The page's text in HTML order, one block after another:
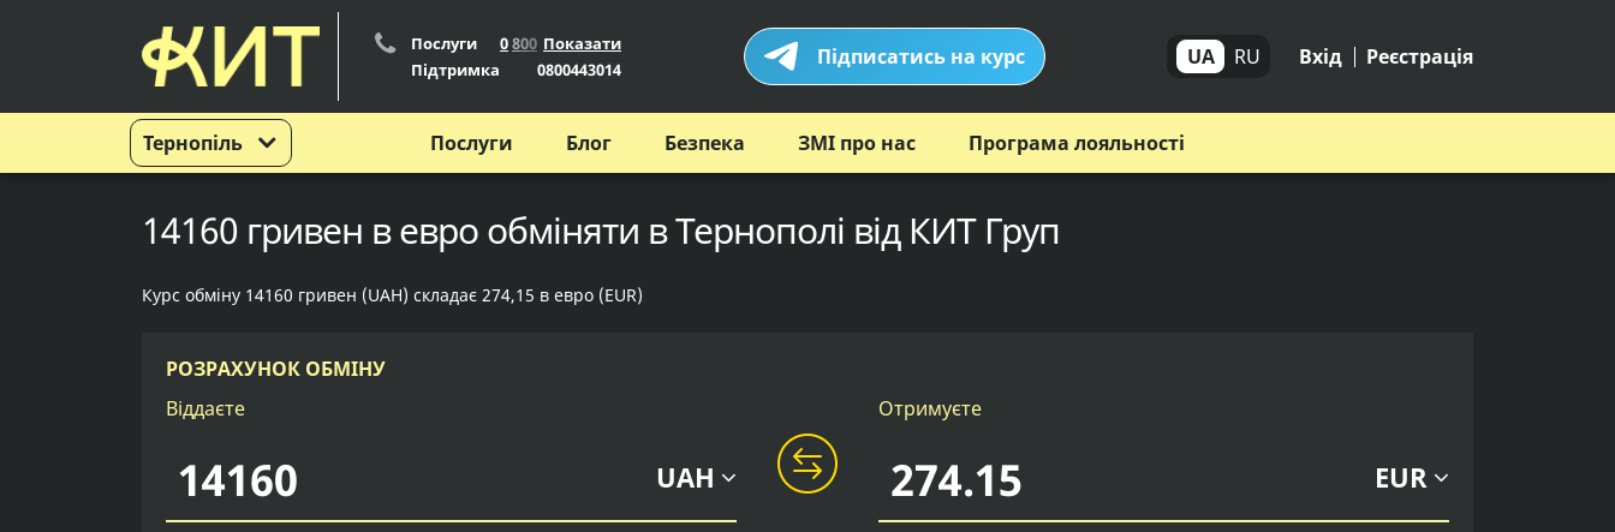
Тернопіль
Послуги 0800 Показати
Підтримка
0800443014 Підписатись на курс UA RU Вхід Реєстрація
Послуги Блог Безпека ЗМІ про нас Програма лояльності
14160 гривен в евро обміняти в Тернополі від КИТ Груп
Курс обміну 14160 гривен (UAH) складає 274,15 в евро (EUR)
РОЗРАХУНОК ОБМІНУ
Віддаєте
UAH
Отримуєте
EUR